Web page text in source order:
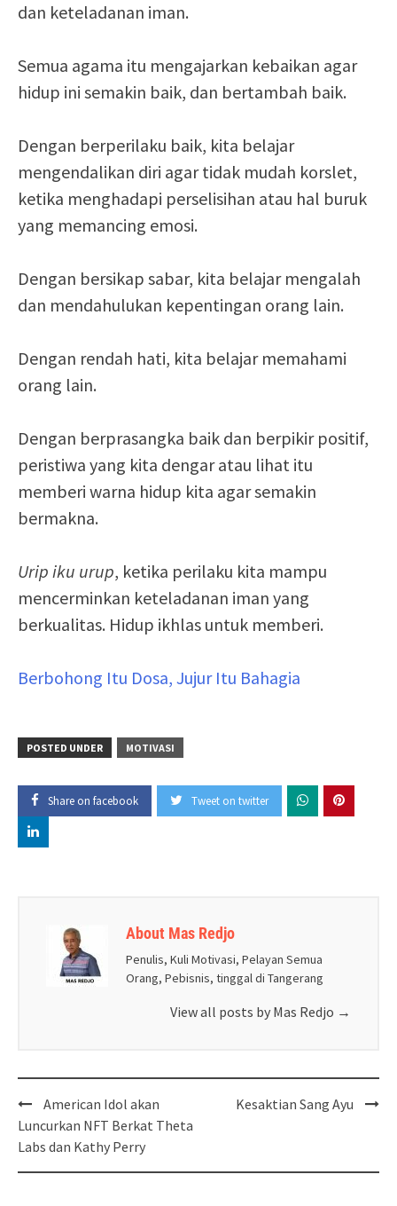
dan keteladanan iman.
Semua agama itu mengajarkan kebaikan agar
hidup ini semakin baik, dan bertambah baik.
Dengan berperilaku baik, kita belajar
mengendalikan diri agar tidak mudah korslet,
ketika menghadapi perselisihan atau hal buruk
yang memancing emosi.
Dengan bersikap sabar, kita belajar mengalah
dan mendahulukan kepentingan orang lain.
Dengan rendah hati, kita belajar memahami
orang lain.
Dengan berprasangka baik dan berpikir positif,
peristiwa yang kita dengar atau lihat itu
memberi warna hidup kita agar semakin
bermakna.
Urip iku urup, ketika perilaku kita mampu
mencerminkan keteladanan iman yang
berkualitas. Hidup ikhlas untuk memberi.
Berbohong Itu Dosa, Jujur Itu Bahagia
POSTED UNDER MOTIVASI
Share on facebook Tweet on twitter
About Mas Redjo
Penulis, Kuli Motivasi, Pelayan Semua
Orang, Pebisnis, tinggal di Tangerang
View all posts by Mas Redjo →
Post
navigation
American Idol akan
Luncurkan NFT Berkat Theta
Labs dan Kathy Perry
Kesaktian Sang Ayu